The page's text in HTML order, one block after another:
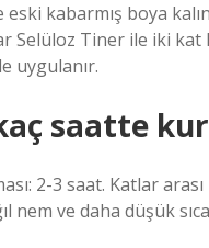
kabarmış boya
Selüloz Tiner ile iki
uygulanır.
saatte
2-3 saat. Katlar
nem ve daha düşük